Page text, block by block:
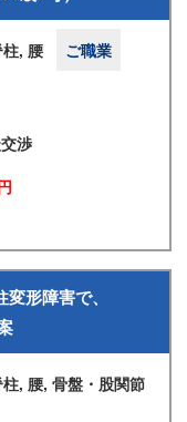
, 腰
ご職業
渉
形障害で、
, 腰, 骨盤・股関節